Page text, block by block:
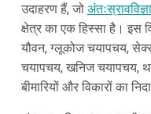
उदाहरण हैं, जो
क्षेत्र का एक हिस्सा है। इस
यौवन, ग्लूकोज चयापचय,
चयापचय, खनिज चयापचय,
बीमारियों और विकारों का